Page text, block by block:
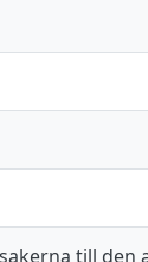
till den